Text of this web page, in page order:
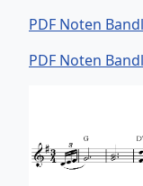
PDF Noten
PDF Noten